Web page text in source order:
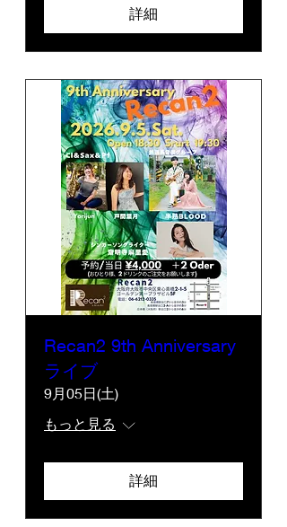
詳細
Recan2 9th Anniversary
ライブ
9月05日(土)
もっと見る
詳細